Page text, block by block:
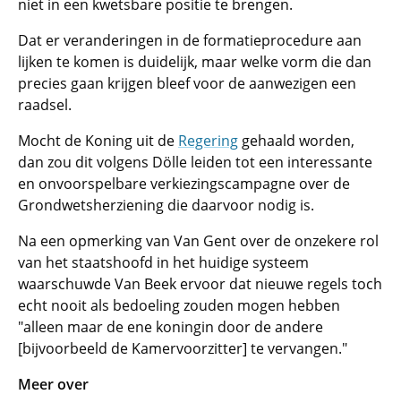
niet in een kwetsbare positie te brengen.
Dat er veranderingen in de formatieprocedure aan
lijken te komen is duidelijk, maar welke vorm die dan
precies gaan krijgen bleef voor de aanwezigen een
raadsel.
Mocht de Koning uit de Regering gehaald worden,
dan zou dit volgens Dölle leiden tot een interessante
en onvoorspelbare verkiezingscampagne over de
Grondwetsherziening die daarvoor nodig is.
Na een opmerking van Van Gent over de onzekere rol
van het staatshoofd in het huidige systeem
waarschuwde Van Beek ervoor dat nieuwe regels toch
echt nooit als bedoeling zouden mogen hebben
"alleen maar de ene koningin door de andere
[bijvoorbeeld de Kamervoorzitter] te vervangen."
Meer over